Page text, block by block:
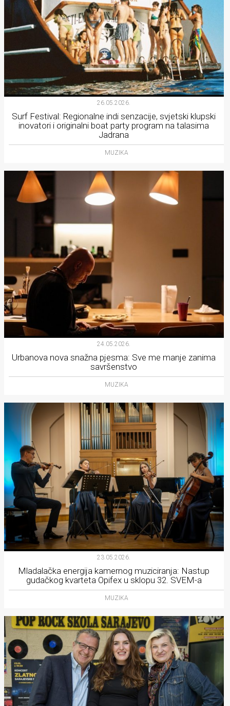
26.05.2026.
Surf Festival: Regionalne indi senzacije, svjetski klupski
inovatori i originalni boat party program na talasima
Jadrana
MUZIKA
24.05.2026.
Urbanova nova snažna pjesma: Sve me manje zanima
savršenstvo
MUZIKA
23.05.2026.
Mladalačka energija kamernog muziciranja: Nastup
gudačkog kvarteta Opifex u sklopu 32. SVEM-a
MUZIKA